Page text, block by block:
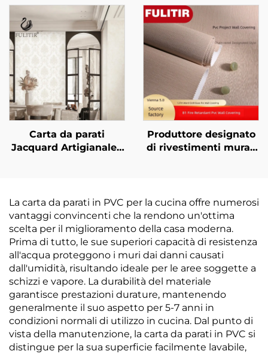
- Rivestimenti murali
senza cuciture di
nuovo stile con stile
leggermente lussuoso,
di alta qualità e alta
precisione, adatti per
sfondi di camere da
letto e soggiorni.
jacquard raffinata per
applicazione in tutta la
casa, resistente
all'usura e alle
macchie, adatto sia
per soggiorno che per
camera da letto
Carta da parati
Jacquard Artigianale -
per Pareti di Camere
da Letto in
Appartamenti di Lusso
Produttore designato
di rivestimenti murali
Lavande, Vienna e
Kyriad
La carta da parati in PVC per la cucina offre numerosi
vantaggi convincenti che la rendono un'ottima
scelta per il miglioramento della casa moderna.
Prima di tutto, le sue superiori capacità di resistenza
all'acqua proteggono i muri dai danni causati
dall'umidità, risultando ideale per le aree soggette a
schizzi e vapore. La durabilità del materiale
garantisce prestazioni durature, mantenendo
generalmente il suo aspetto per 5-7 anni in
condizioni normali di utilizzo in cucina. Dal punto di
vista della manutenzione, la carta da parati in PVC si
distingue per la sua superficie facilmente lavabile,